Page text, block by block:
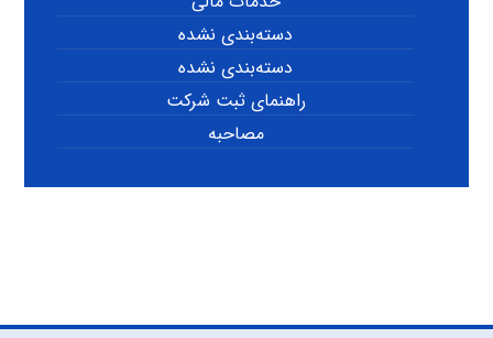
دسته‌بندی نشده
دسته‌بندی نشده
راهنمای ثبت شرکت
مصاحبه